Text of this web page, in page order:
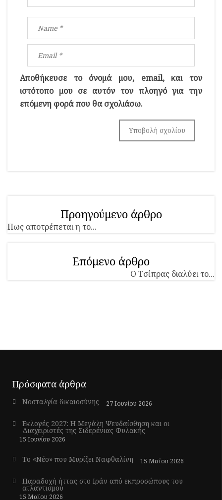
Αποθήκευσε το όνομά μου, email, και τον
ιστότοπο μου σε αυτόν τον πλοηγό για την
επόμενη φορά που θα σχολιάσω.
Προηγούμενο άρθρο
Πως αποτρέπεται η το...
Επόμενο άρθρο
Ο Τσίπρας διαλύει το...
Πρόσφατα άρθρα
Νοσταλγία δικαιοσύνης 27 Ιουνίου 2026
Εκλογές 2027: Η Μεγάλη Ψευδαίσθηση και οι
Διαχειριστές της Σιδερένιας Φυλακής
15 Ιουνίου 2026
Το «Νέο» που Μυρίζει Ναφθαλίνη 15 Μαΐου 2026
Παραδοχή ήττας στο Ιράν από εκπροσώπους του
ατλαντισμού
15 Μαΐου 2026